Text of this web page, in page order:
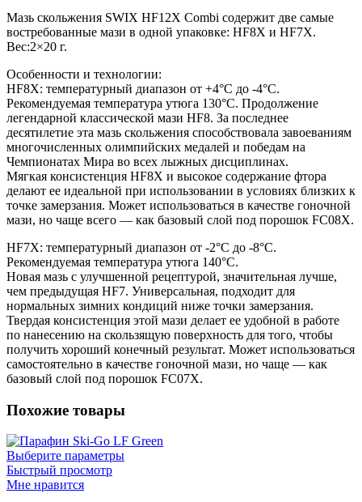
Мазь скольжения SWIX HF12X Combi содержит две самые
востребованные мази в одной упаковке: HF8X и HF7X.
Вес:2×20 г.
Особенности и технологии:
HF8X: температурный диапазон от +4°C до -4°С.
Рекомендуемая температура утюга 130°С. Продолжение
легендарной классической мази HF8. За последнее
десятилетие эта мазь скольжения способствовала завоеваниям
многочисленных олимпийских медалей и победам на
Чемпионатах Мира во всех лыжных дисциплинах.
Мягкая консистенция HF8X и высокое содержание фтора
делают ее идеальной при использовании в условиях близких к
точке замерзания. Может использоваться в качестве гоночной
мази, но чаще всего — как базовый слой под порошок FC08X.
HF7X: температурный диапазон от -2°C до -8°С.
Рекомендуемая температура утюга 140°С.
Новая мазь с улучшенной рецептурой, значительная лучше,
чем предыдущая HF7. Универсальная, подходит для
нормальных зимних кондиций ниже точки замерзания.
Твердая консистенция этой мази делает ее удобной в работе
по нанесению на скользящую поверхность для того, чтобы
получить хороший конечный результат. Может использоваться
самостоятельно в качестве гоночной мази, но чаще — как
базовый слой под порошок FC07X.
Похожие товары
Выберите параметры
Быстрый просмотр
Мне нравится